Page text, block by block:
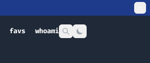
favs whoami